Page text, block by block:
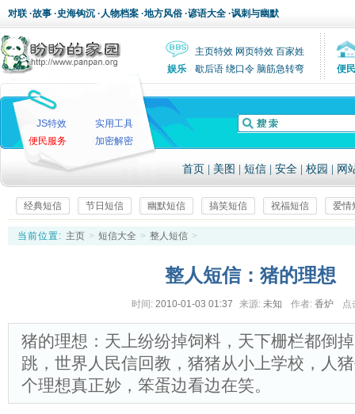
对联 ·故事 ·史海钩沉 ·人物档案 ·地方风俗 ·谚语大全 ·讽刺与幽默
主页特效 网页特效 百家姓
娱乐
歇后语 绕口令 脑筋急转弯 便民
JS特效
实用工具
便民服务
加密解密
首页 美图 短信 安全 校园 网
经典短信 节日短信 幽默短信 搞笑短信 祝福短信 爱情
当前位置: 主页 > 短信大全 > 整人短信 >
整人短信：猪的理想
时间: 2010-01-03 01:37 来源: 未知 作者: 香炉 点
猪的理想：天上纷纷掉饲料，天下栅栏都倒
跳，世界人民信回教，猪猪从小上学校，人
个理想真正妙，笨蛋边看边在笑。